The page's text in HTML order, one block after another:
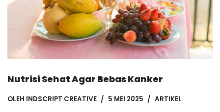
Nutrisi Sehat Agar Bebas Kanker
OLEH INDSCRIPT CREATIVE 5 MEI 2025 ARTIKEL